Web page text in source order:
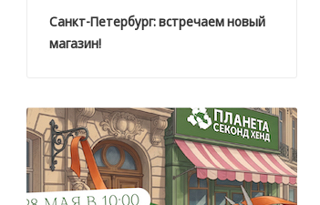
Санкт-Петербург: встречаем новый
магазин!